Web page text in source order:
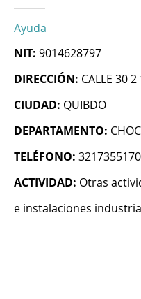
Ayuda
NIT: 9014628797
DIRECCIÓN: CALLE 30 2
CIUDAD: QUIBDO
DEPARTAMENTO:
TELÉFONO: 3217355170
ACTIVIDAD: Otras
e instalaciones